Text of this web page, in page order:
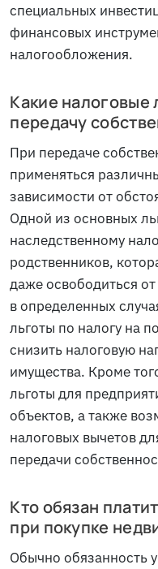
специальных
финансовых
налогообложения.
Какие налоговые
передачу
При передаче
применяться
зависимости от
Одной из основных
наследственному
родственников,
даже освободиться
в определенных
льготы по налогу на
снизить налоговую
имущества. Кроме
льготы для
объектов, а также
налоговых вычетов
передачи
Кто обязан
при покупке
Обычно обязанность